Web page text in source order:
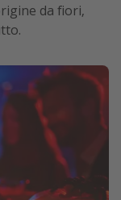
da fiori,